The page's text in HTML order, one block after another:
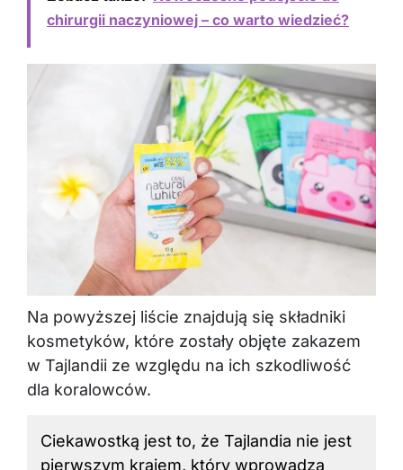
chirurgii naczyniowej – co warto wiedzieć?
Na powyższej liście znajdują się składniki
kosmetyków, które zostały objęte zakazem
w Tajlandii ze względu na ich szkodliwość
dla koralowców.
Ciekawostką jest to, że Tajlandia nie jest
pierwszym krajem, który wprowadza